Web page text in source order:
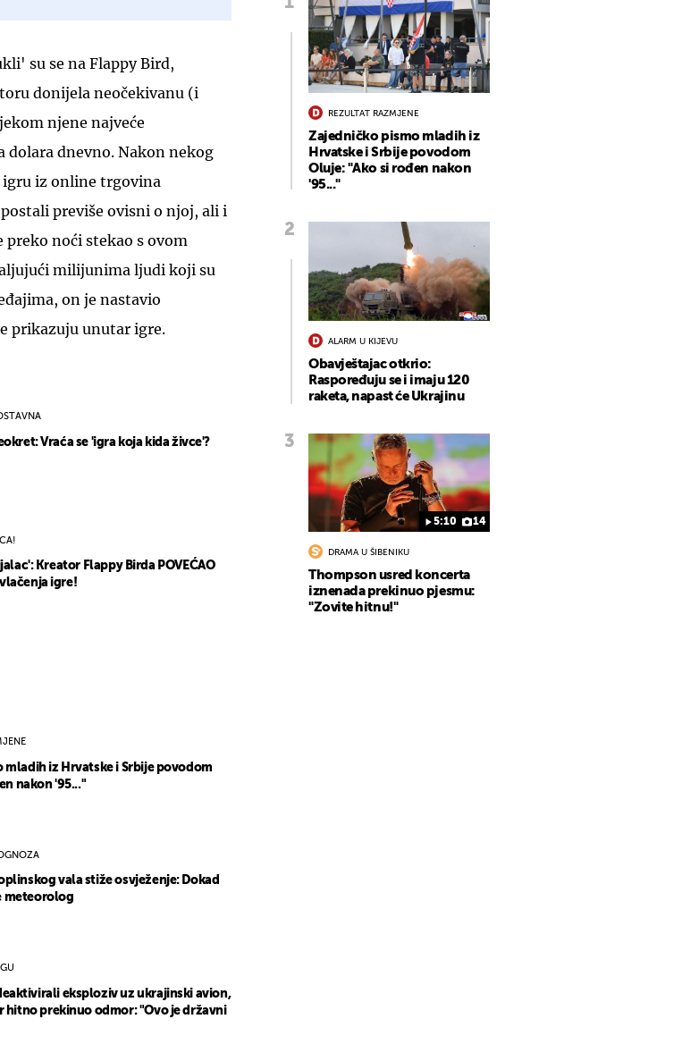
su se na Flappy Bird,
donijela neočekivanu (i
njene najveće
dolara dnevno. Nakon nekog
igru iz online trgovina
previše ovisni o njoj, ali i
noći stekao s ovom
milijunima ljudi koji su
on je nastavio
prikazuju unutar igre.
Vraća se 'igra koja kida živce'?
Kreator Flappy Birda POVEĆAO
igre!
mladih iz Hrvatske i Srbije povodom
nakon '95..."
vala stiže osvježenje: Dokad
meteorolog
eksploziv uz ukrajinski avion,
hitno prekinuo odmor: "Ovo je državni
REZULTAT RAZMJENE
Zajedničko pismo mladih iz
Hrvatske i Srbije povodom
Oluje: "Ako si rođen nakon
'95..."
ALARM U KIJEVU
Obavještajac otkrio:
Raspoređuju se i imaju 120
raketa, napast će Ukrajinu
5:10 14
DRAMA U ŠIBENIKU
Thompson usred koncerta
iznenada prekinuo pjesmu:
"Zovite hitnu!"